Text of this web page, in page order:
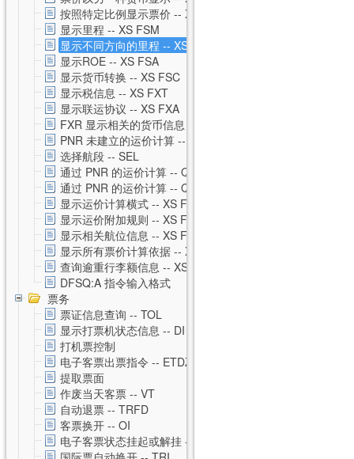
按照特定比例显示票价 -- XS FXM
显示里程 -- XS FSM
显示不同方向的里程 -- XS FSO
显示ROE -- XS FSA
显示货币转换 -- XS FSC
显示税信息 -- XS FXT
显示联运协议 -- XS FXA
FXR 显示相关的货币信息 -- XS FXR
PNR 未建立的运价计算 -- XS FSP
选择航段 -- SEL
通过 PNR 的运价计算 -- QTE
通过 PNR 的运价计算 -- QTE 私有运价
显示运价计算横式 -- XS FSQ
显示运价附加规则 -- XS FSG
显示相关航位信息 -- XS FSS
显示所有票价计算依据 -- XS FSU
查询逾重行李额信息 -- XS FSB
DFSQ:A 指令输入格式
票务
票证信息查询 -- TOL
显示打票机状态信息 -- DI
打机票控制
电子客票出票指令 -- ETDZ
提取票面
作废当天客票 -- VT
自动退票 -- TRFD
客票换开 -- OI
电子客票状态挂起或解挂 -- TSS